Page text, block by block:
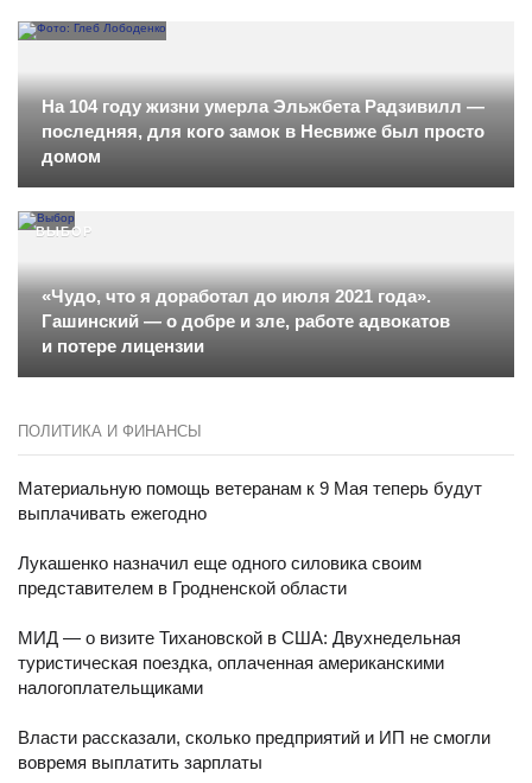
На 104 году жизни умерла Эльжбета Радзивилл —
последняя, для кого замок в Несвиже был просто
домом
«Чудо, что я доработал до июля 2021 года».
Гашинский — о добре и зле, работе адвокатов
и потере лицензии
ВЫБОР
ПОЛИТИКА И ФИНАНСЫ
Материальную помощь ветеранам к 9 Мая теперь будут
выплачивать ежегодно
Лукашенко назначил еще одного силовика своим
представителем в Гродненской области
МИД — о визите Тихановской в США: Двухнедельная
туристическая поездка, оплаченная американскими
налогоплательщиками
Власти рассказали, сколько предприятий и ИП не смогли
вовремя выплатить зарплаты